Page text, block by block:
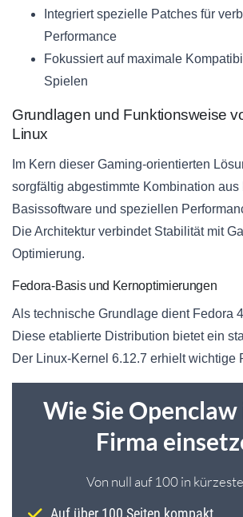
Integriert spezielle Patches für
Performance
Fokussiert auf maximale
Spielen
Grundlagen und Funktionsweise
Linux
Im Kern dieser Gaming-orientierten
sorgfältig abgestimmte Kombination aus
Basissoftware und speziellen
Die Architektur verbindet Stabilität mit
Optimierung.
Fedora-Basis und Kernoptimierungen
Als technische Grundlage dient Fedora
Diese etablierte Distribution bietet ein
Der Linux-Kernel 6.12.7 erhielt wichtige